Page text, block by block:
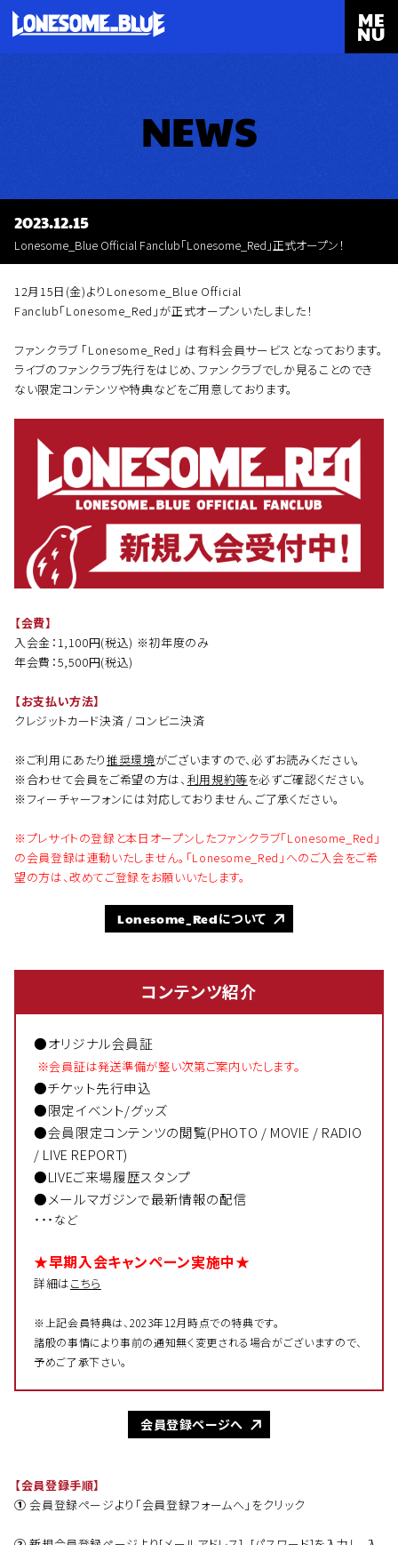
ME
NU
NEWS
2023.12.15
Lonesome_Blue Official Fanclub「Lonesome_Red」正式オープン！
12月15日(金)よりLonesome_Blue Official
Fanclub「Lonesome_Red」が正式オープンいたしました！
ファンクラブ ｢Lonesome_Red｣ は有料会員サービスとなっております。
ライブのファンクラブ先行をはじめ、ファンクラブでしか見ることのでき
ない限定コンテンツや特典などをご用意しております。
【会費】
入会金：1,100円(税込) ※初年度のみ
年会費：5,500円(税込)
【お支払い方法】
クレジットカード決済 / コンビニ決済
※ご利用にあたり推奨環境がございますので、必ずお読みください。
※合わせて会員をご希望の方は、 利用規約等を必ずご確認ください。
※フィーチャーフォンには対応しておりません、ご了承ください。
※プレサイトの登録と本日オープンしたファンクラブ「Lonesome_Red」
の会員登録は連動いたしません。「Lonesome_Red」へのご入会をご希
望の方は、改めてご登録をお願いいたします。
Lonesome_Redについて
コンテンツ紹介
●オリジナル会員証
※会員証は発送準備が整い次第ご案内いたします。
●チケット先行申込
●限定イベント/グッズ
●会員限定コンテンツの閲覧(PHOTO / MOVIE / RADIO
/ LIVE REPORT)
●LIVEご来場履歴スタンプ
●メールマガジンで最新情報の配信
・・・など
★早期入会キャンペーン実施中★
詳細はこちら
※上記会員特典は、2023年12月時点での特典です。
諸般の事情により事前の通知無く変更される場合がございますので、
予めご了承下さい。
会員登録ページへ
【会員登録手順】
① 会員登録ページより「会員登録フォームへ」をクリック